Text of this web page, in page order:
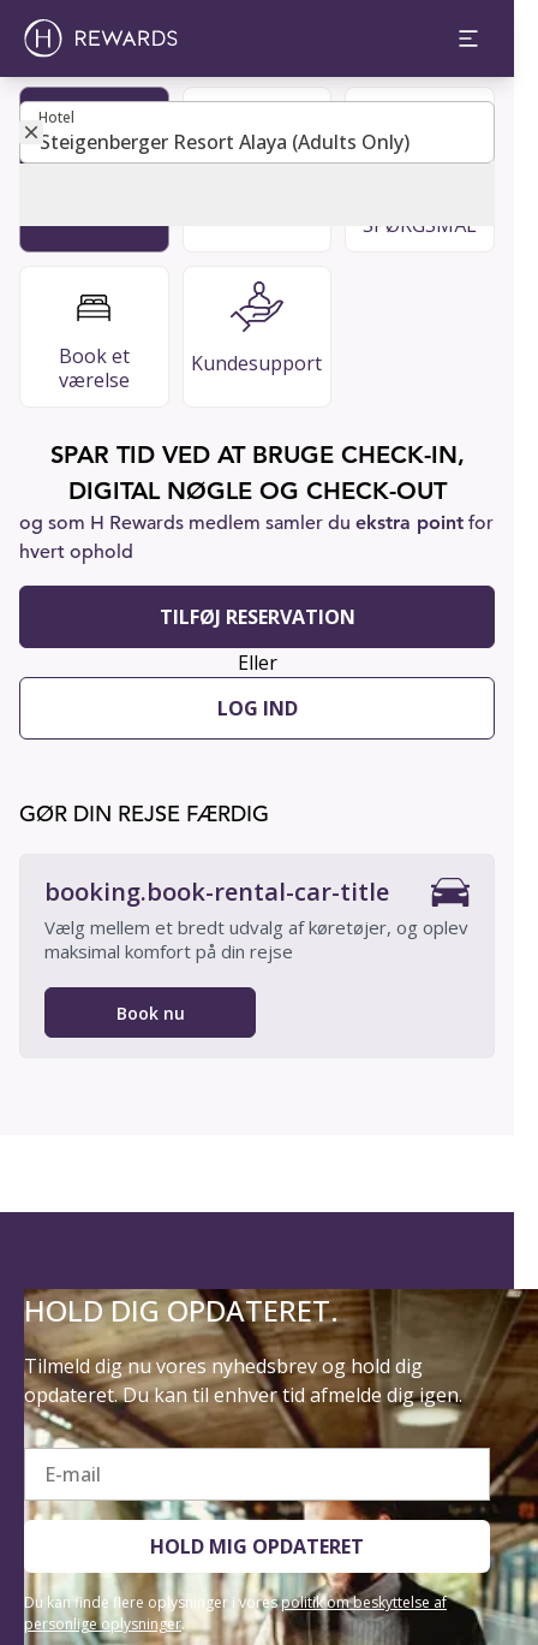
Hotel
Hotel
SPØRGSMÅL
Book et
værelse
Kundesupport
SPAR TID VED AT BRUGE CHECK-IN,
DIGITAL NØGLE OG CHECK-OUT
og som H Rewards medlem samler du ekstra point for
hvert ophold
TILFØJ RESERVATION
Eller
LOG IND
GØR DIN REJSE FÆRDIG
booking.book-rental-car-title
Vælg mellem et bredt udvalg af køretøjer, og oplev
maksimal komfort på din rejse
Book nu
HOLD DIG OPDATERET.
Tilmeld dig nu vores nyhedsbrev og hold dig
opdateret. Du kan til enhver tid afmelde dig igen.
E-mail
HOLD MIG OPDATERET
Du kan finde flere oplysninger i vorespolitik om beskyttelse af
personlige oplysninger.